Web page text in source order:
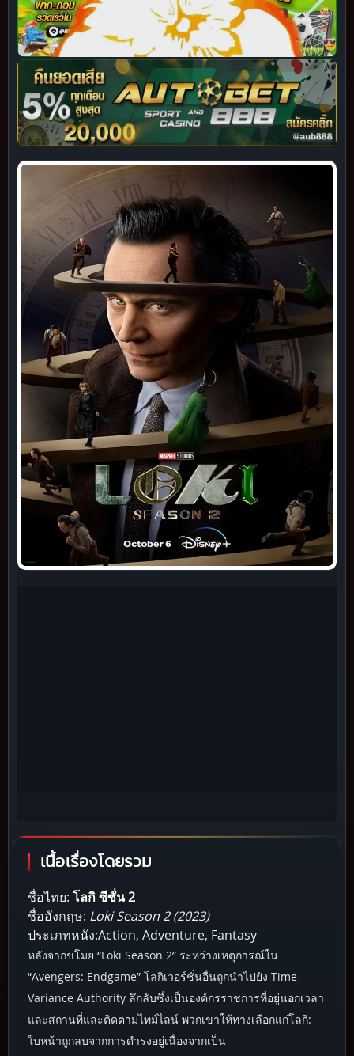
เนื้อเรื่องโดยรวม
ชื่อไทย: โลกิ ซีซั่น 2
ชื่ออังกฤษ: Loki Season 2 (2023)
ประเภทหนัง:Action, Adventure, Fantasy
หลังจากขโมย “Loki Season 2” ระหว่างเหตุการณ์ใน
“Avengers: Endgame” โลกิเวอร์ชั่นอื่นถูกนำไปยัง Time
Variance Authority ลึกลับซึ่งเป็นองค์กรราชการที่อยู่นอกเวลา
และสถานที่และติดตามไทม์ไลน์ พวกเขาให้ทางเลือกแก่โลกิ:
ใบหน้าถูกลบจากการดำรงอยู่เนื่องจากเป็น